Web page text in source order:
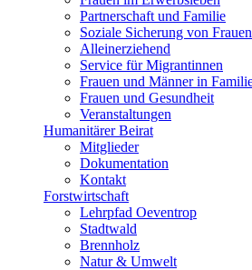
Partnerschaft und Familie
Soziale Sicherung von Frauen
Alleinerziehend
Service für Migrantinnen
Frauen und Männer in
Frauen und Gesundheit
Veranstaltungen
Humanitärer Beirat
Mitglieder
Dokumentation
Kontakt
Forstwirtschaft
Lehrpfad Oeventrop
Stadtwald
Brennholz
Natur & Umwelt